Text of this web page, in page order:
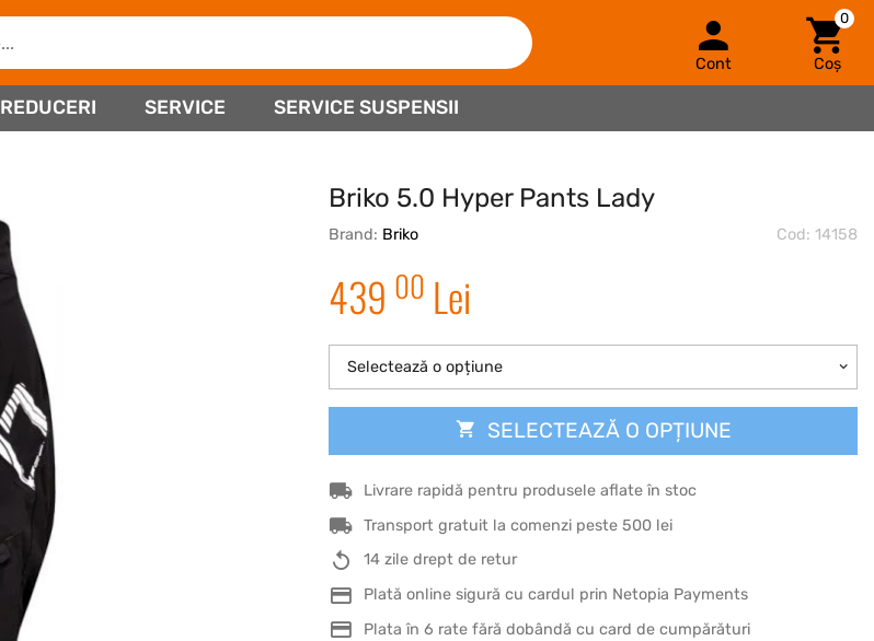
Cont Coș
0
REDUCERI SERVICE SERVICE SUSPENSII
Briko 5.0 Hyper Pants Lady
Brand: Briko Cod: 14158
439 00 Lei
Selectează o opțiune
SELECTEAZĂ O OPȚIUNE
Livrare rapidă pentru produsele aflate în stoc
Transport gratuit la comenzi peste 500 lei
14 zile drept de retur
Plată online sigură cu cardul prin Netopia Payments
Plata în 6 rate fără dobândă cu card de cumpărături